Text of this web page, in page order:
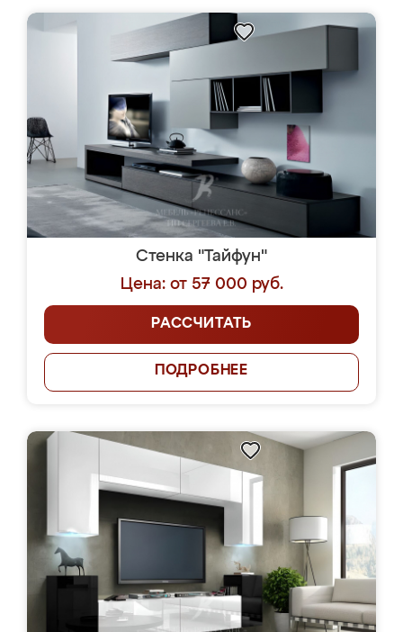
Стенка "Тайфун"
Цена: от 57 000 руб.
РАССЧИТАТЬ
ПОДРОБНЕЕ